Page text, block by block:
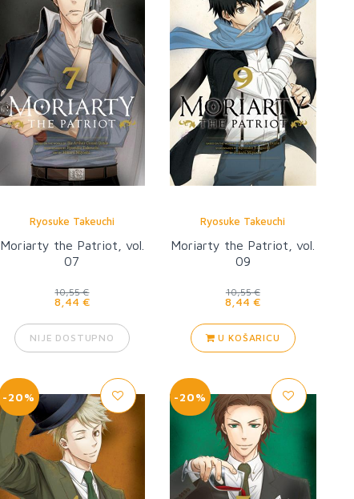
Ryosuke Takeuchi
Moriarty the Patriot, vol.
07
10,55 €
8,44 €
NIJE DOSTUPNO
Ryosuke Takeuchi
Moriarty the Patriot, vol.
09
10,55 €
8,44 €
U KOŠARICU
-20% -20%